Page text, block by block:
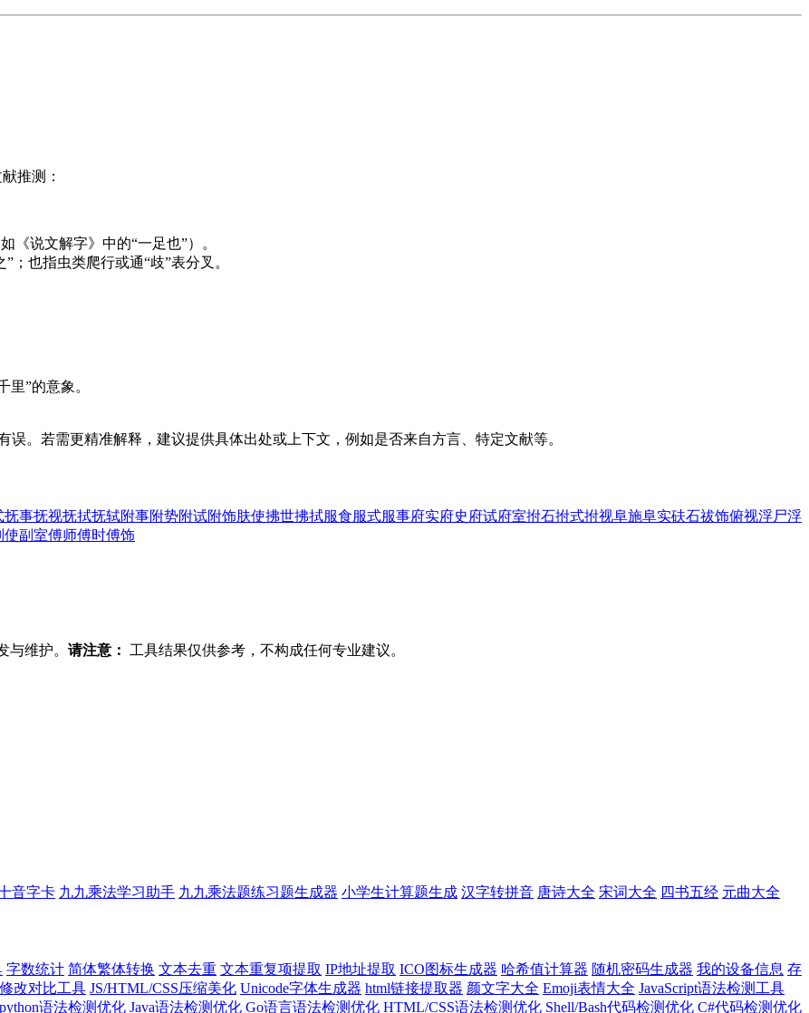
推测：
《说文解字》中的“一足也”）。
；也指虫类爬行或通“歧”表分叉。
”的意象。
。若需更精准解释，建议提供具体出处或上下文，例如是否来自方言、特定文献等。
抚事抚视抚拭抚轼附事附势附试附饰肤使拂世拂拭服食服式服事府实府史 府试府室拊石拊式拊视阜施阜实砆石祓饰俯视浮尸浮
使副室傅师傅时傅饰
与维护。 请注意： 工具结果仅供参考，不构成任何专业建议。
音字卡 九九乘法学习助手 九九乘法题练习题生成器 小学生计算题生成 汉字转拼音 唐诗大全 宋词大全 四书五经 元曲大全
字数统计 简体繁体转换 文本去重 文本重复项提取 IP地址提取 ICO图标生成器 哈希值计算器 随机密码生成器 我的设备信息 存
改对比工具 JS/HTML/CSS压缩美化 Unicode字体生成器 html链接提取器 颜文字大全 Emoji表情大全 JavaScript语法检测工具
python语法检测优化 Java语法检测优化 Go语言语法检测优化 HTML/CSS语法检测优化 Shell/Bash代码检测优化 C#代码检测优化